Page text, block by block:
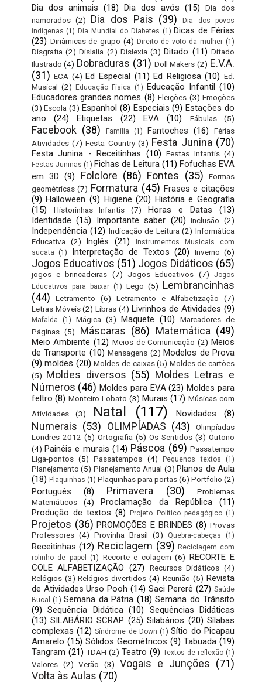
Dia dos animais (18) Dia dos avós (15)
Dia dos
namorados (2) Dia dos Pais (39)
Dia dos povos
indígenas (1) Dia Mundial do Diabetes (1) Dicas de Férias
(23) Dinâmicas de grupo (4) Direito de voto da mulher (1)
Disgrafia (2) Dislalia (2) Dislexia (3) Ditado (11) Ditado
Ilustrado (4) Dobraduras (31) Doll Makers (2) E.V.A.
(31) ECA (4) Ed Especial (11) Ed Religiosa (10) Ed.
Musical (2) Educação Física (1) Educação Infantil
(10)
Educadores grandes nomes (8) Eleições (3) Emoções
(3) Escola (3) Espanhol (8) Especiais (9) Estações do
ano
(24) Etiquetas (22) EVA (10) Fábulas (5)
Facebook (38) Família (1) Fantoches (16)
Férias
Atividades (7) Festa Country (3) Festa Junina (70)
Festa Junina - Receitinhas (10) Festas Infantis (4)
Festas Juninas (1) Fichas de Leitura (11) Fofuchas EVA
em 3D (9) Folclore (86) Fontes (35)
Formas
geométricas (7) Formatura (45) Frases e citações
(9) Halloween (9) Higiene (20) História e Geografia
(15)
Historinhas Infantis (7) Horas e Datas
(13)
Identidade (15) Importante saber (20) Inclusão (2)
Independência (12) Indicação de Leitura (2) Informática
Educativa (2) Inglês (21)
Instrumentos Musicais com
sucata
(1) Interpretação de Textos (20) Inverno (6)
Jogos Educativos (51) Jogos Didáticos (65)
jogos e brincadeiras (7) Jogos Educativos (7)
Jogos
Educativos para baixar (1) Lego (5) Lembrancinhas
(44)
Letramento (6) Letramento e Alfabetização
(7)
Letras Móveis (2) Libras (4) Livrinhos de Atividades (9)
Mafalda (1) Mágica (3) Maquete (10)
Marcadores de
Páginas (5) Máscaras (86) Matemática (49)
Meio Ambiente (12) Meios de Comunicação (2) Meios
de Transporte (10) Mensagens (2) Modelos de Prova
(9) moldes (20) Moldes de caixas (5) Moldes de cartões
(5) Moldes diversos (55) Moldes Letras e
Números (46) Moldes para EVA (23) Moldes para
feltro (8) Monteiro Lobato (3) Murais (17) Músicas com
Atividades
(3) Natal (117) Novidades (8)
Numerais (53) OLIMPÍADAS (43)
Olimpíadas
Londres 2012 (5) Ortografia (5) Os Sentidos (3) Outono
(4) Painéis e murais (14) Páscoa (69) Passatempo
Liga-pontos (5) Passatempos (4) Pequenos textos (1)
Planejamento (5) Planejamento Anual (3) Planos de Aula
(18) Plaquinhas (1) Plaquinhas para portas(6) Portfolio (2)
Português (8) Primavera (30)
Problemas
Matemáticos
(4) Proclamação da República
(11)
Produção de textos (8) Projeto Político pedagógico (1)
Projetos (36) PROMOÇÕES E BRINDES (8) Provas
Professores (4) Provinha Brasil (3) Quebra-cabeças (1)
Receitinhas (12) Reciclagem (39) Reciclagem com
rolinho de papel
(1) Recorte e colagem (6)
RECORTE E
COLE ALFABETIZAÇÃO (27) Recursos Didáticos (4)
Relógios (3) Relógios divertidos (4) Reunião (5) Revista
de Atividades Urso Pooh (14) Saci Pererê (27) Saúde
Bucal
(1) Semana da Pátria (18) Semana do Trânsito
(9) Sequência Didática (10)
Sequências Didáticas
(13) SILABÁRIO SCRAP (25) Silabários (20) Sílabas
complexas (12) Síndrome de Down (1) Sítio do Picapau
Amarelo (15) Sólidos Geométricos (9) Tabuada (19)
Tangram (21) TDAH (2) Teatro (9) Textos de reflexão (1)
Valores (2) Verão (3) Vogais e Junções (71)
Volta às Aulas (70)